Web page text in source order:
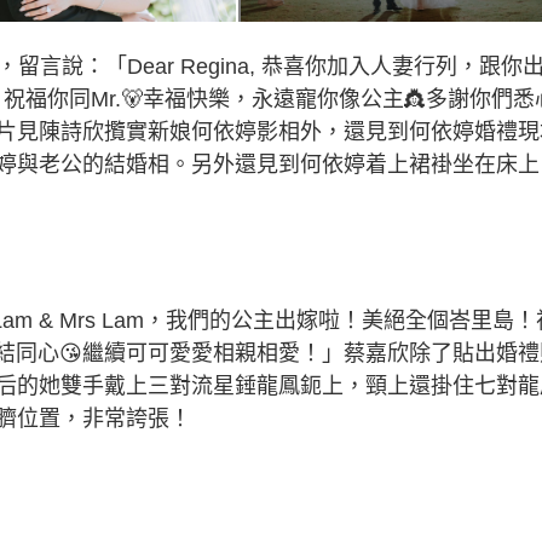
留言說：「Dear Regina, 恭喜你加入人妻行列，跟你
福你同Mr.🐻幸福快樂，永遠寵你像公主👸多謝你們悉
陳詩欣攬實新娘何依婷影相外，還見到何依婷婚禮
與老公的結婚相。另外還見到何依婷着上裙褂坐在床
& Mrs Lam，我們的公主出嫁啦！美絕全個峇里島！
同心😘繼續可可愛愛相親相愛！」蔡嘉欣除了貼出婚
的她雙手戴上三對流星錘龍鳳鈪上，頸上還掛住七對
位置，非常誇張！